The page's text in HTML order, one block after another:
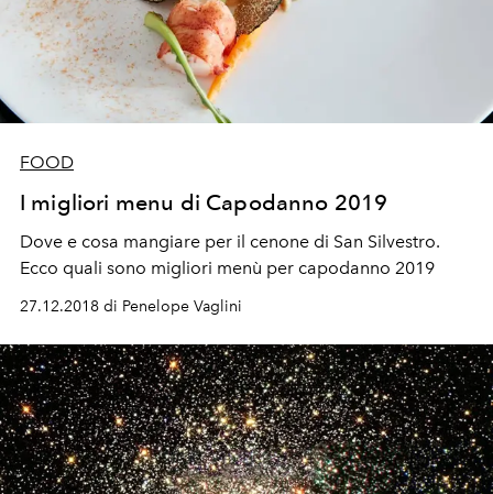
FOOD
I migliori menu di Capodanno 2019
Dove e cosa mangiare per il cenone di San Silvestro.
Ecco quali sono migliori menù per capodanno 2019
27.12.2018 di Penelope Vaglini